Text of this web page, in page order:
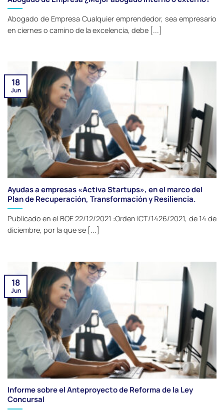
Abogado de Empresa Cualquier emprendedor, sea empresario
en ciernes o camino de la excelencia, debe [...]
Ayudas a empresas «Activa Startups», en el marco del
Plan de Recuperación, Transformación y Resiliencia.
Publicado en el BOE 22/12/2021 :Orden ICT/1426/2021, de 14 de
diciembre, por la que se [...]
18
Jun
Informe sobre el Anteproyecto de Reforma de la Ley
Concursal
18
Jun